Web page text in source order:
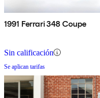
1991 Ferrari 348 Coupe
Sin calificación
Se aplican tarifas